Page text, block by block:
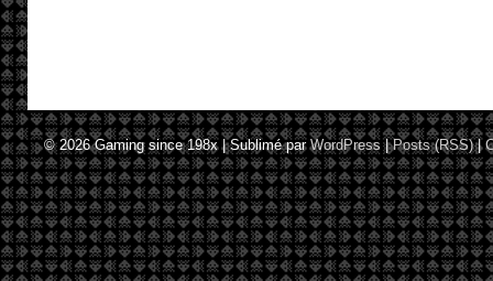
© 2026Gaming since 198x|Sublimé parWordPress |Posts (RSS)|